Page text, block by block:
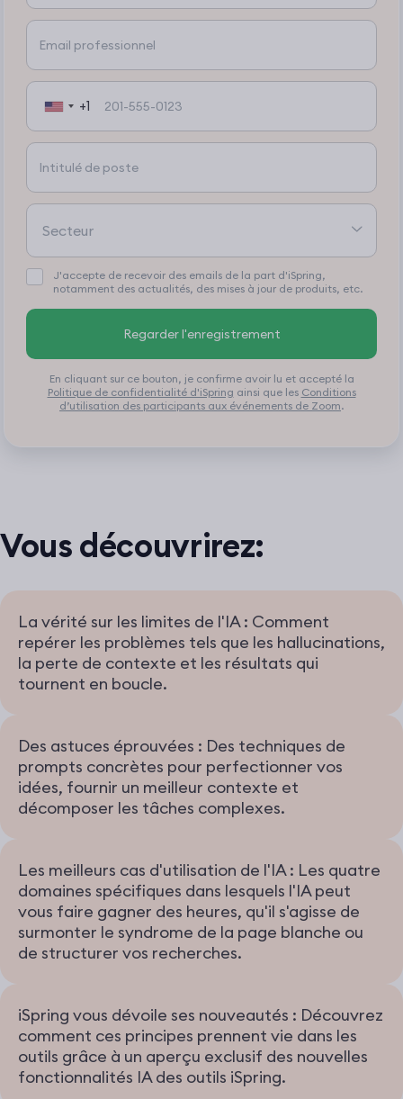
+1
J'accepte de recevoir des emails de la part d'iSpring,
notamment des actualités, des mises à jour de produits, etc.
Regarder l'enregistrement
En cliquant sur ce bouton, je confirme avoir lu et accepté la
Politique de confidentialité d'iSpring ainsi que les Conditions
d’utilisation des participants aux événements de Zoom.
Vous découvrirez:
La vérité sur les limites de l'IA : Comment
repérer les problèmes tels que les hallucinations,
la perte de contexte et les résultats qui
tournent en boucle.
Des astuces éprouvées : Des techniques de
prompts concrètes pour perfectionner vos
idées, fournir un meilleur contexte et
décomposer les tâches complexes.
Les meilleurs cas d'utilisation de l'IA : Les quatre
domaines spécifiques dans lesquels l'IA peut
vous faire gagner des heures, qu'il s'agisse de
surmonter le syndrome de la page blanche ou
de structurer vos recherches.
iSpring vous dévoile ses nouveautés : Découvrez
comment ces principes prennent vie dans les
outils grâce à un aperçu exclusif des nouvelles
fonctionnalités IA des outils iSpring.